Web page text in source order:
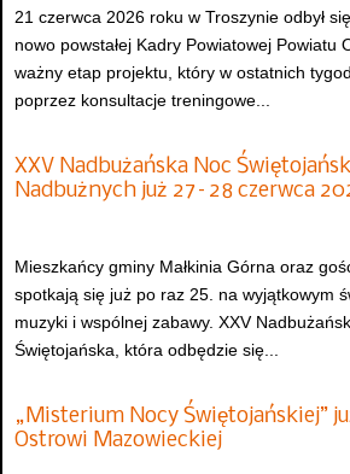
21 czerwca 2026 roku w Troszynie odbył
nowo powstałej Kadry Powiatowej Powiatu
ważny etap projektu, który w ostatnich
poprzez konsultacje treningowe...
XXV Nadbużańska Noc
Nadbużnych już 27–28 czerwca
Mieszkańcy gminy Małkinia Górna oraz
spotkają się już po raz 25. na wyjątkowym
muzyki i wspólnej zabawy. XXV
Świętojańska, która odbędzie się...
„Misterium Nocy Świętojańskiej”
Ostrowi Mazowieckiej